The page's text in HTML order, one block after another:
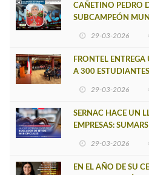
CAÑETINO PEDRO
SUBCAMPEÓN
29-03-2026
FRONTEL ENTREGA
A 300
29-03-2026
SERNAC HACE UN
EMPRESAS:
29-03-2026
EN EL AÑO DE SU